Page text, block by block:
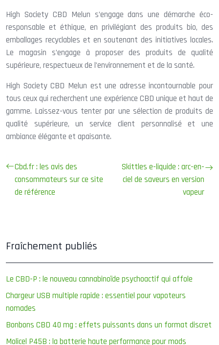
High Society CBD Melun s’engage dans une démarche éco-
responsable et éthique, en privilégiant des produits bio, des
emballages recyclables et en soutenant des initiatives locales.
Le magasin s’engage à proposer des produits de qualité
supérieure, respectueux de l’environnement et de la santé.
High Society CBD Melun est une adresse incontournable pour
tous ceux qui recherchent une expérience CBD unique et haut de
gamme. Laissez-vous tenter par une sélection de produits de
qualité supérieure, un service client personnalisé et une
ambiance élégante et apaisante.
Cbd.fr : les avis des
consommateurs sur ce site
de référence
Skittles e-liquide : arc-en-
ciel de saveurs en version
vapeur
Fraîchement publiés
Le CBD-P : le nouveau cannabinoïde psychoactif qui affole
Chargeur USB multiple rapide : essentiel pour vapoteurs
nomades
Bonbons CBD 40 mg : effets puissants dans un format discret
Molicel P45B : la batterie haute performance pour mods